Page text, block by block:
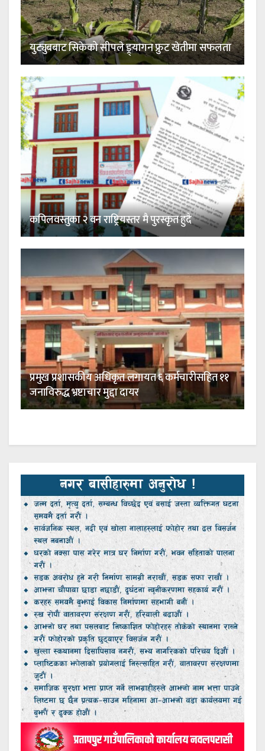
युट्युबबाट सिकेको सीपले ड्र्यागन फ्रुट खेतीमा सफलता
कपिलवस्तुका २ वन राष्ट्रियस्तर मै पुरस्कृत हुदै
प्रमुख प्रशासकीय अधिकृत लगायत ६ कर्मचारीसहित ११
जनाविरुद्ध भ्रष्टाचार मुद्दा दायर